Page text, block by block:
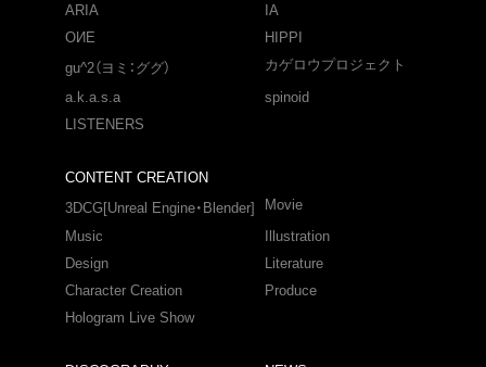
ARIA
IA
OИE
HIPPI
gu^2（ヨミ：ググ）
カゲロウプロジェクト
a.k.a.s.a
spinoid
LISTENERS
CONTENT CREATION
3DCG[Unreal Engine・Blender]
Movie
Music
Illustration
Design
Literature
Character Creation
Produce
Hologram Live Show